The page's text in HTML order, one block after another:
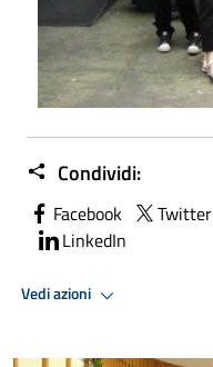
Condividi:
Facebook Twitter
LinkedIn
Vedi azioni